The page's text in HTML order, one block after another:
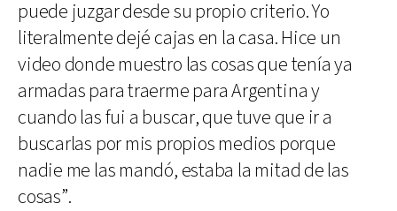
puede juzgar desde su propio criterio. Yo
literalmente dejé cajas en la casa. Hice un
video donde muestro las cosas que tenía ya
armadas para traerme para Argentina y
cuando las fui a buscar, que tuve que ir a
buscarlas por mis propios medios porque
nadie me las mandó, estaba la mitad de las
cosas”.